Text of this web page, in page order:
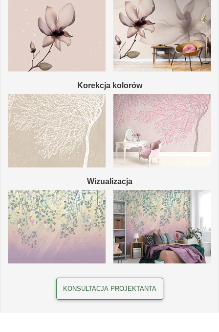
Korekcja kolorów
Wizualizacja
KONSULTACJA PROJEKTANTA